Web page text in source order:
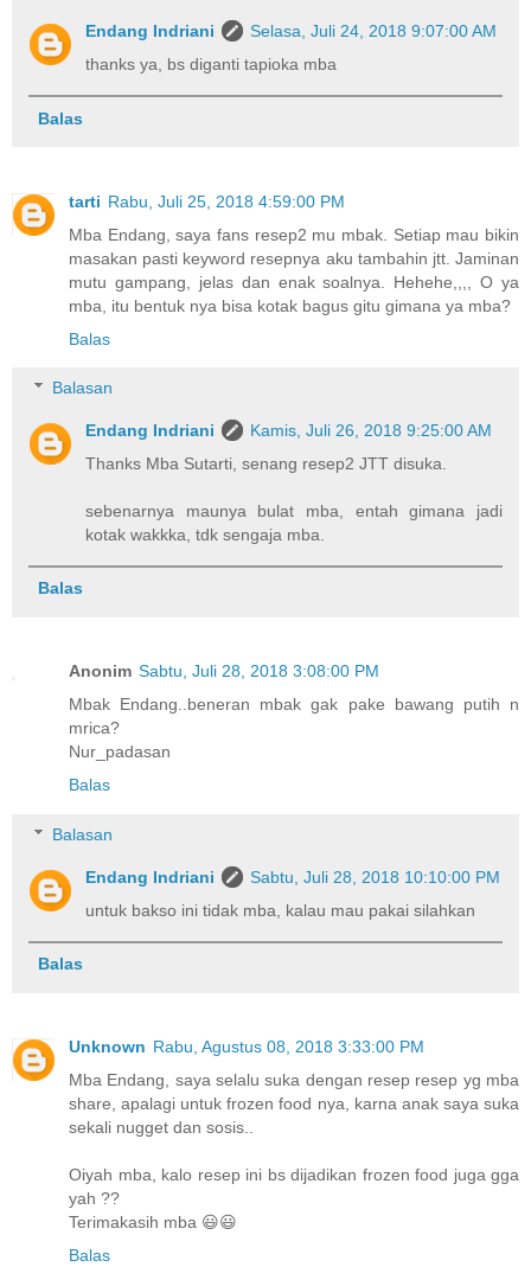
Endang Indriani
Selasa, Juli 24, 2018 9:07:00 AM
thanks ya, bs diganti tapioka mba
Balas
tarti Rabu, Juli 25, 2018 4:59:00 PM
Mba Endang, saya fans resep2 mu mbak. Setiap mau bikin
masakan pasti keyword resepnya aku tambahin jtt. Jaminan
mutu gampang, jelas dan enak soalnya. Hehehe,,,, O ya
mba, itu bentuk nya bisa kotak bagus gitu gimana ya mba?
Balas
Balasan
Endang Indriani
Kamis, Juli 26, 2018 9:25:00 AM
Thanks Mba Sutarti, senang resep2 JTT disuka.
sebenarnya maunya bulat mba, entah gimana jadi
kotak wakkka, tdk sengaja mba.
Balas
Anonim Sabtu, Juli 28, 2018 3:08:00 PM
Mbak Endang..beneran mbak gak pake bawang putih n
mrica?
Nur_padasan
Balas
Balasan
Endang Indriani
Sabtu, Juli 28, 2018 10:10:00 PM
untuk bakso ini tidak mba, kalau mau pakai silahkan
Balas
Unknown Rabu, Agustus 08, 2018 3:33:00 PM
Mba Endang, saya selalu suka dengan resep resep yg mba
share, apalagi untuk frozen food nya, karna anak saya suka
sekali nugget dan sosis..
Oiyah mba, kalo resep ini bs dijadikan frozen food juga gga
yah ??
Terimakasih mba 😃😃
Balas